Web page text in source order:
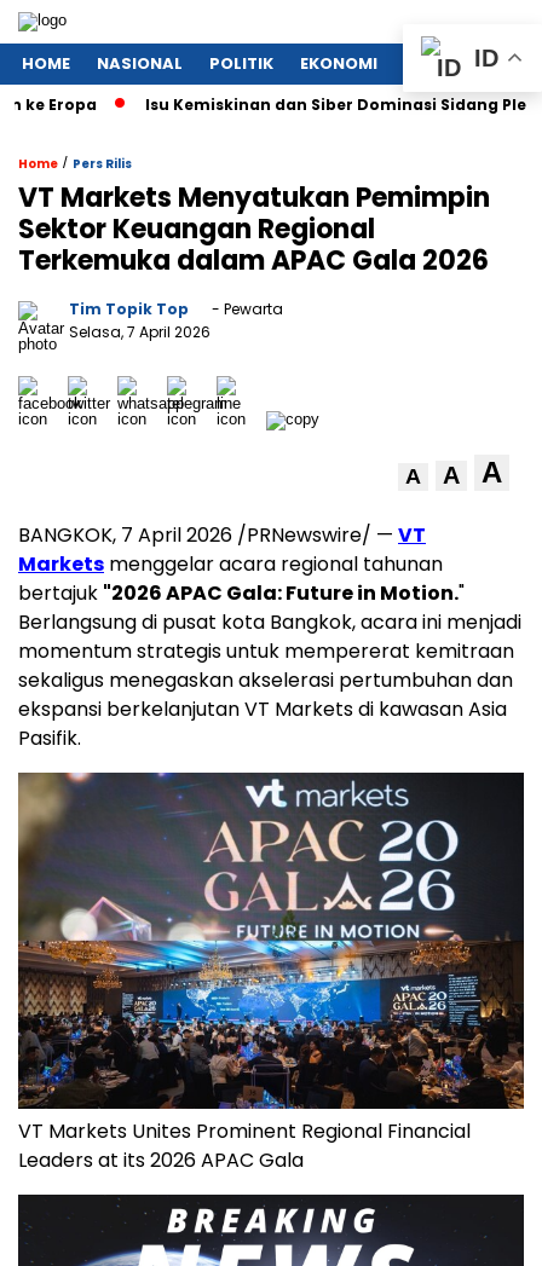
HOME NASIONAL POLITIK EKONOMI MEGAPOLITAN
Isu Kemiskinan dan Siber Dominasi Sidang Pleno KTT
Home / Pers Rilis
VT Markets Menyatukan Pemimpin
Sektor Keuangan Regional
Terkemuka dalam APAC Gala 2026
Tim Topik Top
- Pewarta
Selasa, 7 April 2026
A A A
BANGKOK, 7 April 2026 /PRNewswire/ — VT
Markets menggelar acara regional tahunan
bertajuk "2026 APAC Gala: Future in Motion."
Berlangsung di pusat kota Bangkok, acara ini menjadi
momentum strategis untuk mempererat kemitraan
sekaligus menegaskan akselerasi pertumbuhan dan
ekspansi berkelanjutan VT Markets di kawasan Asia
Pasifik.
VT Markets Unites Prominent Regional Financial
Leaders at its 2026 APAC Gala
ID